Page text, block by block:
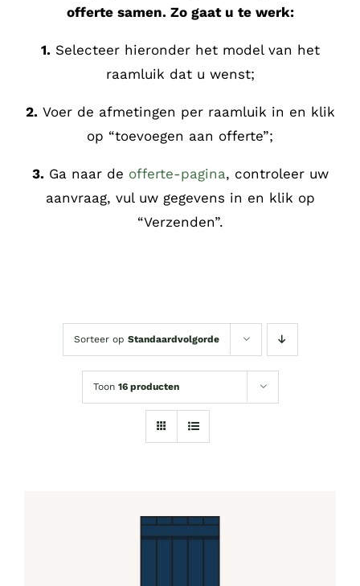
offerte samen. Zo gaat u te werk:
1.Selecteer hieronder het model van het
raamluik dat u wenst;
2.Voer de afmetingen per raamluik in en klik
op “toevoegen aan offerte”;
3.Ga naar de offerte-pagina, controleer uw
aanvraag, vul uw gegevens in en klik op
“Verzenden”.
Sorteer op Standaardvolgorde
Toon 16 producten